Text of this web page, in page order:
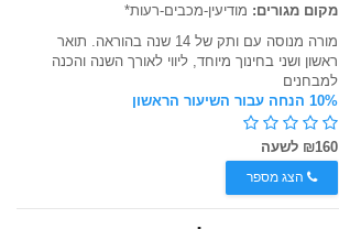
מקום מגורים: מודיעין-מכבים-רעות*
מורה מנוסה עם ותק של 14 שנה בהוראה. תואר
ראשון ושני בחינוך מיוחד, ליווי לאורך השנה והכנה
למבחנים
10% הנחה עבור השיעור הראשון
₪160 לשעה
הצג מספר